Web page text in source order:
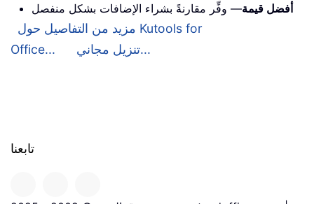
أفضل قيمة— وفِّر مقارنةً بشراء الإضافات بشكل منفصل
مزيد من التفاصيل حول Kutools for
Office...
تنزيل مجاني...
تابعنا